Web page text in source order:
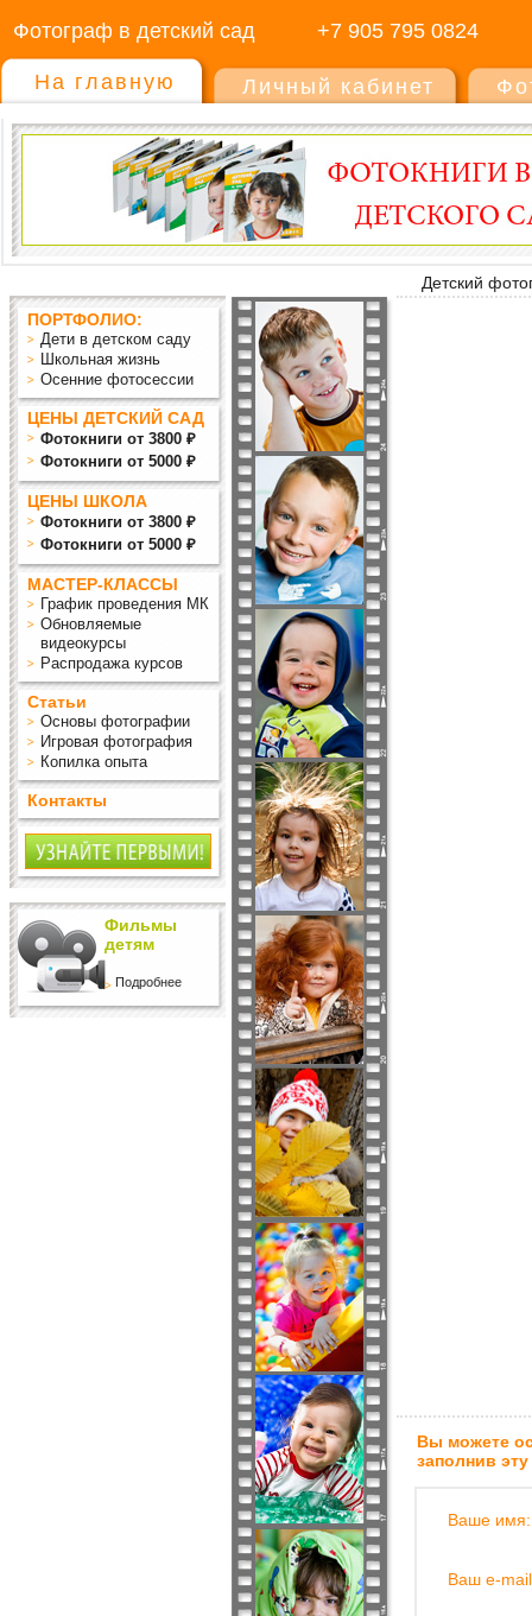
Фотограф в детский сад +7 905 795 0824
На главную Личный кабинет
Детский
ПОРТФОЛИО:
Дети в детском саду
Школьная жизнь
Осенние фотосессии
ЦЕНЫ ДЕТСКИЙ САД
Фотокниги от 3800 ₽
Фотокниги от 5000 ₽
ЦЕНЫ ШКОЛА
Фотокниги от 3800 ₽
Фотокниги от 5000 ₽
МАСТЕР-КЛАССЫ
График проведения МК
Обновляемые
видеокурсы
Распродажа курсов
Статьи
Основы фотографии
Игровая фотография
Копилка опыта
Контакты
Фильмы
детям
Подробнее
Вы можете
заполнив
Ваше имя:
Ваш e-